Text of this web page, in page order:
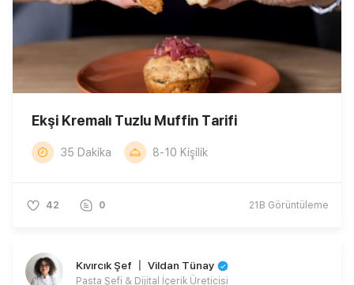
Ekşi Kremalı Tuzlu Muffin Tarifi
35 Dakika 8-10 Kişilik
42 0 21B Görüntüleme
Kıvırcık Şef 〡 Vildan Tünay
Pasta Şefi & Dijital İçerik Üreticisi